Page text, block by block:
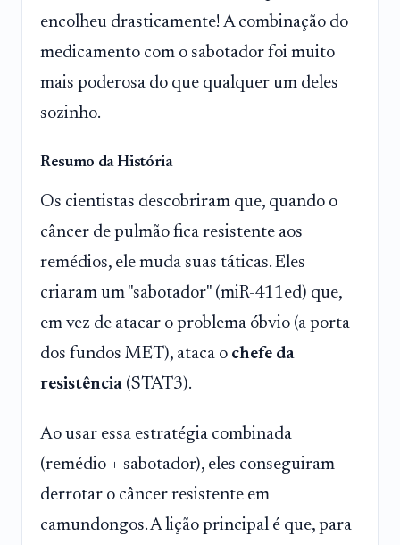
encolheu drasticamente! A combinação do
medicamento com o sabotador foi muito
mais poderosa do que qualquer um deles
sozinho.
Resumo da História
Os cientistas descobriram que, quando o
câncer de pulmão fica resistente aos
remédios, ele muda suas táticas. Eles
criaram um "sabotador" (miR-411ed) que,
em vez de atacar o problema óbvio (a porta
dos fundos MET), ataca o chefe da
resistência (STAT3).
Ao usar essa estratégia combinada
(remédio + sabotador), eles conseguiram
derrotar o câncer resistente em
camundongos. A lição principal é que, para